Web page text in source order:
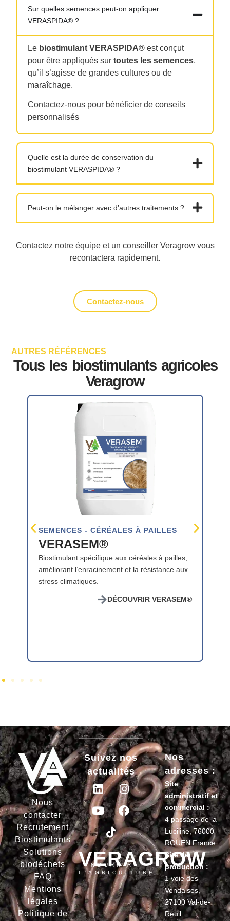
Sur quelles semences peut-on appliquer
VERASPIDA® ?
Le biostimulant VERASPIDA® est conçut
pour être appliqués surtoutes les semences,
qu’il s’agisse de grandes cultures ou de
maraîchage.
Contactez-nous pour bénéficier de conseils
personnalisés
Quelle est la durée de conservation du
biostimulant VERASPIDA® ?
Peut-on le mélanger avec d’autres traitements ?
Contactez notre équipe et un conseiller Veragrow vous
recontactera rapidement.
Contactez-nous
AUTRES RÉFÉRENCES
Tous les biostimulants agricoles
Veragrow
SEMENCES - CÉRÉALES À PAILLES
VERASEM®
Biostimulant spécifique aux céréales à pailles,
améliorant l’enracinement et la résistance aux
stress climatiques.
DÉCOUVRIR VERASEM®
Nous
contacter
Recrutement
Biostimulants
Solutions
biodéchets
FAQ
Mentions
légales
Politique de
Suivez nos
actualités
VERAGROW
NOURRIR
L'AGRICULTURE
Nos
adresses :
Site
administratif et
commercial :
4 passage de la
Luciline, 76000
ROUEN France
Site de
production :
1 voie des
Vendaises,
27100 Val-de-
Reuil